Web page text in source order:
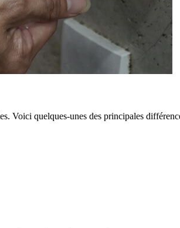
Voici quelques-unes des principales